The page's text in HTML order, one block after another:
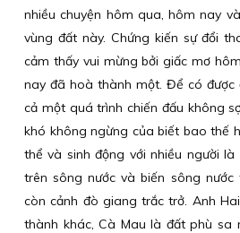
nhiều chuyện hôm qua, hôm nay
vùng đất này. Chứng kiến sự đổi
cảm thấy vui mừng bởi giấc mơ
nay đã hoà thành một. Để có được
cả một quá trình chiến đấu không
khó không ngừng của biết bao thế
thể và sinh động với nhiều người
trên sông nước và biến sông nước
còn cảnh đò giang trắc trở. Anh
thành khác, Cà Mau là đất phù sa